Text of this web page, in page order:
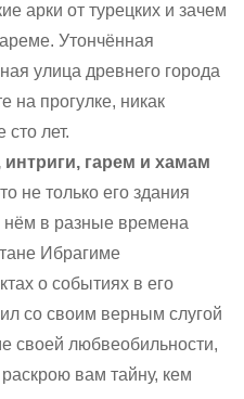
арки от турецких и зачем
Утончённая
улица древнего города
на прогулке, никак
сто лет.
гарем и хамам
не только его здания
в разные времена
Ибрагиме
о событиях в его
со своим верным слугой
любвеобильности,
вам тайну, кем